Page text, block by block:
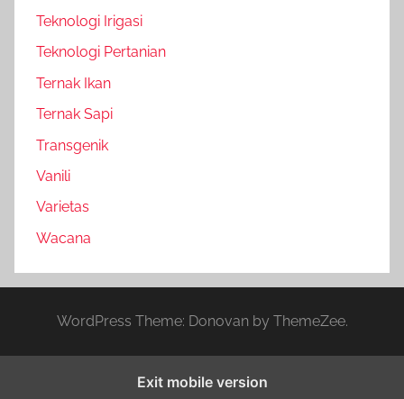
Teknologi Irigasi
Teknologi Pertanian
Ternak Ikan
Ternak Sapi
Transgenik
Vanili
Varietas
Wacana
WordPress Theme: Donovan by ThemeZee.
Exit mobile version